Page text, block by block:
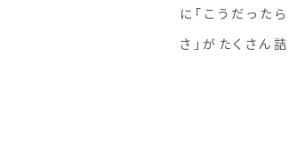
に「こうだった
さ」がたくさん